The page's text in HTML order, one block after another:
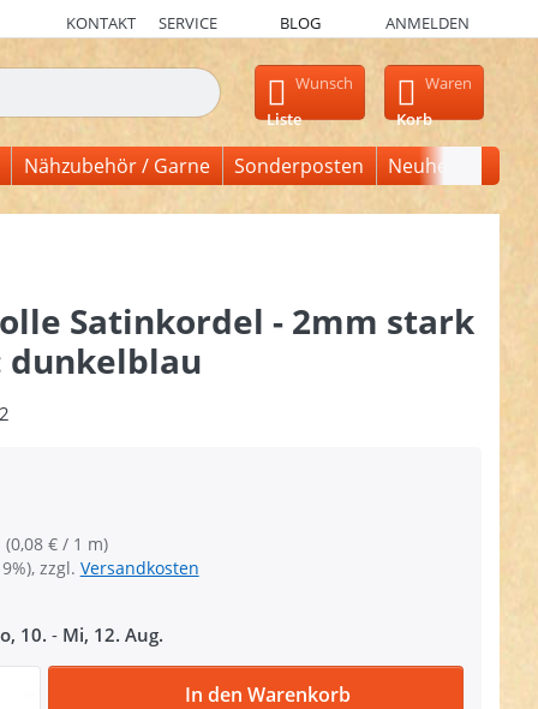
KONTAKT SERVICE BLOG ANMELDEN
erscheinen automatisch erste Ergebnisse. Drücken Sie die
Wunsch
Liste
Waren
Korb
Nähzubehör / Garne Sonderposten Neuheiten
Satinkordel - 2mm stark
dunkelblau
€ / 1 m)
zzgl. Versandkosten
10. - Mi, 12. Aug.
100m Rolle Satinkordel - 2mm stark - Farbe: dunkelblau
In den Warenkorb